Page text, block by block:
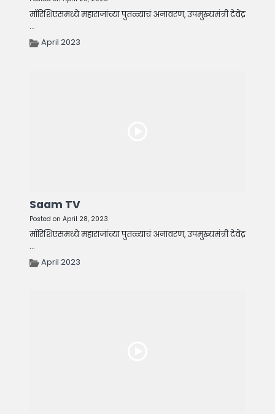
मॉरिशिएसमध्ये महाराजांच्या पुतळ्याचं अनावरण, उपमुख्यमंत्री देवेंद्र
...
April 2023
Saam TV
Posted on April 28, 2023
मॉरिशिएसमध्ये महाराजांच्या पुतळ्याचं अनावरण, उपमुख्यमंत्री देवेंद्र
...
April 2023